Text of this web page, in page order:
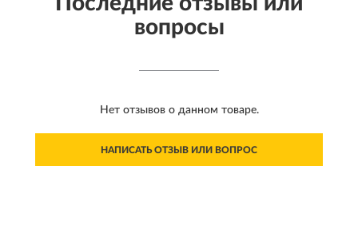
вопросы
Нет отзывов о данном товаре.
НАПИСАТЬ ОТЗЫВ ИЛИ ВОПРОС